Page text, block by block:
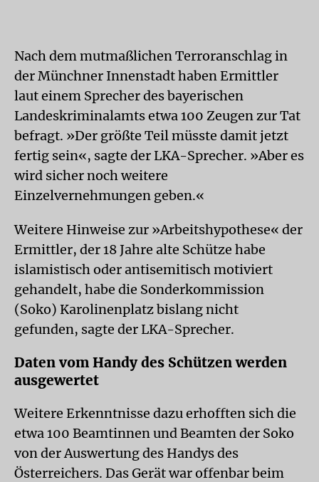
Nach dem mutmaßlichen Terroranschlag in
der Münchner Innenstadt haben Ermittler
laut einem Sprecher des bayerischen
Landeskriminalamts etwa 100 Zeugen zur Tat
befragt. »Der größte Teil müsste damit jetzt
fertig sein«, sagte der LKA-Sprecher. »Aber es
wird sicher noch weitere
Einzelvernehmungen geben.«
Weitere Hinweise zur »Arbeitshypothese« der
Ermittler, der 18 Jahre alte Schütze habe
islamistisch oder antisemitisch motiviert
gehandelt, habe die Sonderkommission
(Soko) Karolinenplatz bislang nicht
gefunden, sagte der LKA-Sprecher.
Daten vom Handy des Schützen werden
ausgewertet
Weitere Erkenntnisse dazu erhofften sich die
etwa 100 Beamtinnen und Beamten der Soko
von der Auswertung des Handys des
Österreichers. Das Gerät war offenbar beim